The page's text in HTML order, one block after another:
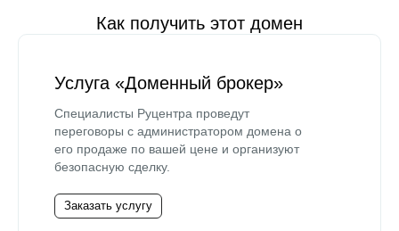
Как получить этот домен
Услуга «Доменный брокер»
Специалисты Руцентра проведут
переговоры с администратором домена о
его продаже по вашей цене и организуют
безопасную сделку.
Заказать услугу